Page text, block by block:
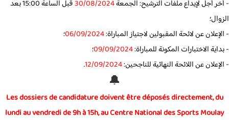
أجل لإيداع ملفات الترشيح: الجمعة30/08/2024
قبل الساعة 15:00 بعد
عن لائحة المقبولين لاجتياز المباراة:06/09/2024؛
الاختبارات المكونة للمباراة:09/09/2024؛
عن اللائحة النهائية للناجحين:12/09/2024
.
🔔
Les dossiers de candidature doivent être déposés directement,
lundi au vendredi de 9h à 15h, au Centre National des Sports